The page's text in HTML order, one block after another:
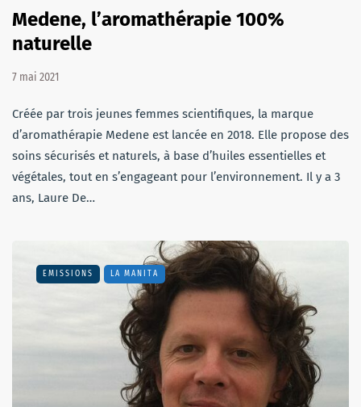
Medene, l’aromathérapie 100%
naturelle
7 mai 2021
Créée par trois jeunes femmes scientifiques, la marque
d’aromathérapie Medene est lancée en 2018. Elle propose des
soins sécurisés et naturels, à base d’huiles essentielles et
végétales, tout en s’engageant pour l’environnement. Il y a 3
ans, Laure De…
EMISSIONS LA MANITA